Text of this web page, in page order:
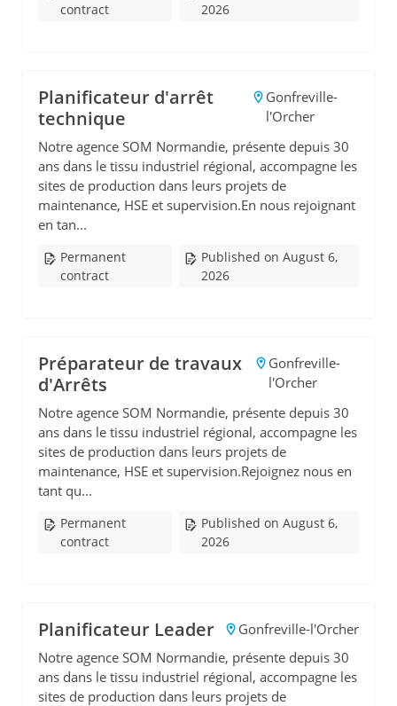
contract
2026
Planificateur d'arrêt
technique
Gonfreville-
l'Orcher
Notre agence SOM Normandie, présente depuis 30
ans dans le tissu industriel régional, accompagne les
sites de production dans leurs projets de
maintenance, HSE et supervision.En nous rejoignant
en tan...
Permanent
contract
Published on August 6,
2026
Préparateur de travaux
d'Arrêts
Gonfreville-
l'Orcher
Notre agence SOM Normandie, présente depuis 30
ans dans le tissu industriel régional, accompagne les
sites de production dans leurs projets de
maintenance, HSE et supervision.Rejoignez nous en
tant qu...
Permanent
contract
Published on August 6,
2026
Planificateur Leader
Gonfreville-l'Orcher
Notre agence SOM Normandie, présente depuis 30
ans dans le tissu industriel régional, accompagne les
sites de production dans leurs projets de